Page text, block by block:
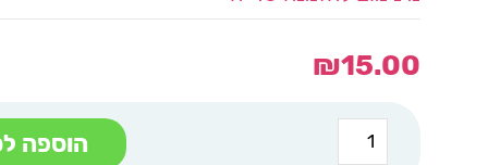
₪15.00
כמות
של
הוספה